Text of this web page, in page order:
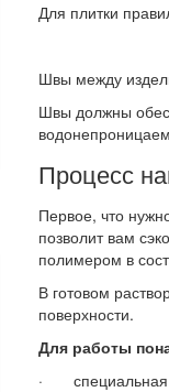
Для плитки
Швы между
Швы должны
Процесс
Первое, что
позволит вам
полимером в
В готовом
поверхности.
Для работы
· специальная